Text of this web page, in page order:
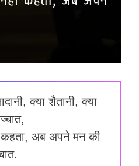
क्या शैतानी, क्या
अब अपने मन की